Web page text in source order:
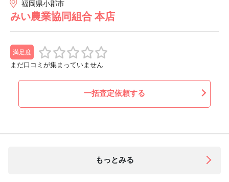
福岡県小郡市
みい農業協同組合 本店
満足度
まだ口コミが集まっていません
一括査定依頼する
もっとみる